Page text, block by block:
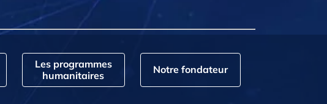
Les programmes
humanitaires
Notre fondateur